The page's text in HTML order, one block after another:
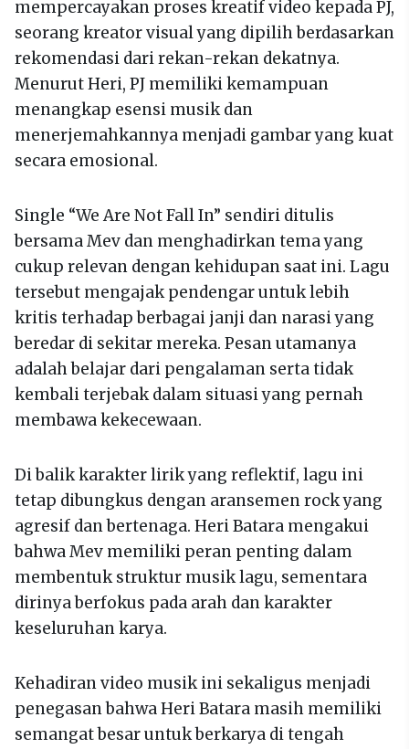
mempercayakan proses kreatif video kepada PJ,
seorang kreator visual yang dipilih berdasarkan
rekomendasi dari rekan-rekan dekatnya.
Menurut Heri, PJ memiliki kemampuan
menangkap esensi musik dan
menerjemahkannya menjadi gambar yang kuat
secara emosional.
Single “We Are Not Fall In” sendiri ditulis
bersama Mev dan menghadirkan tema yang
cukup relevan dengan kehidupan saat ini. Lagu
tersebut mengajak pendengar untuk lebih
kritis terhadap berbagai janji dan narasi yang
beredar di sekitar mereka. Pesan utamanya
adalah belajar dari pengalaman serta tidak
kembali terjebak dalam situasi yang pernah
membawa kekecewaan.
Di balik karakter lirik yang reflektif, lagu ini
tetap dibungkus dengan aransemen rock yang
agresif dan bertenaga. Heri Batara mengakui
bahwa Mev memiliki peran penting dalam
membentuk struktur musik lagu, sementara
dirinya berfokus pada arah dan karakter
keseluruhan karya.
Kehadiran video musik ini sekaligus menjadi
penegasan bahwa Heri Batara masih memiliki
semangat besar untuk berkarya di tengah